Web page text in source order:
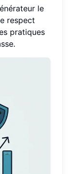
le
respect
pratiques